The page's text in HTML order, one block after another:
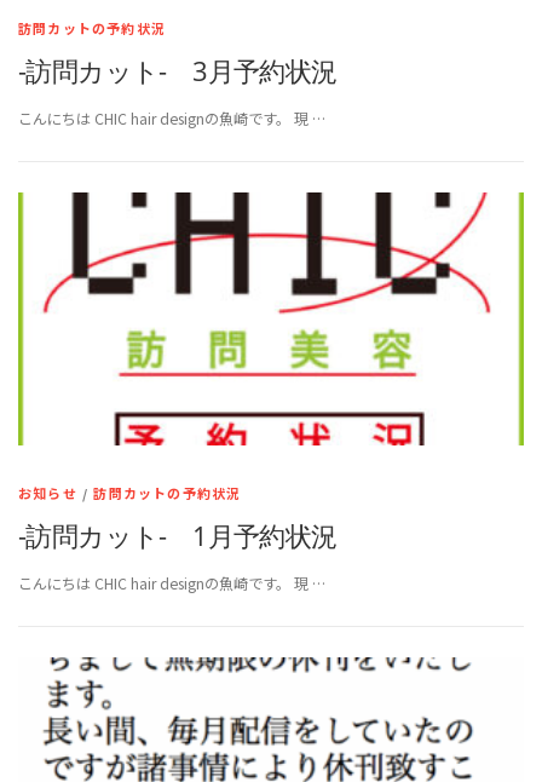
訪問カットの予約状況
-訪問カット- 3月予約状況
こんにちは CHIC hair designの魚崎です。 現 …
お知らせ /訪問カットの予約状況
-訪問カット- 1月予約状況
こんにちは CHIC hair designの魚崎です。 現 …